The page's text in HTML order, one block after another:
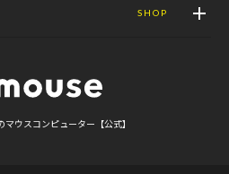
SHOP
マウスコンピューター【公式】